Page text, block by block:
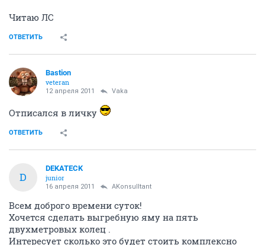
Читаю ЛС
ОТВЕТИТЬ
Bastion
veteran
12 апреля 2011 Vaka
Отписался в личку
ОТВЕТИТЬ
D
DEKATECK
junior
16 апреля 2011 AKonsulltant
Всем доброго времени суток!
Хочется сделать выгребную яму на пять
двухметровых колец .
Интересует сколько это будет стоить комплексно